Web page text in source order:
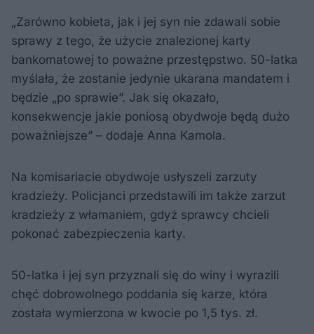
„Zarówno kobieta, jak i jej syn nie zdawali sobie
sprawy z tego, że użycie znalezionej karty
bankomatowej to poważne przestępstwo. 50-latka
myślała, że zostanie jedynie ukarana mandatem i
będzie „po sprawie”. Jak się okazało,
konsekwencje jakie poniosą obydwoje będą dużo
poważniejsze” – dodaje Anna Kamola.
Na komisariacie obydwoje usłyszeli zarzuty
kradzieży. Policjanci przedstawili im także zarzut
kradzieży z włamaniem, gdyż sprawcy chcieli
pokonać zabezpieczenia karty.
50-latka i jej syn przyznali się do winy i wyrazili
chęć dobrowolnego poddania się karze, która
została wymierzona w kwocie po 1,5 tys. zł.